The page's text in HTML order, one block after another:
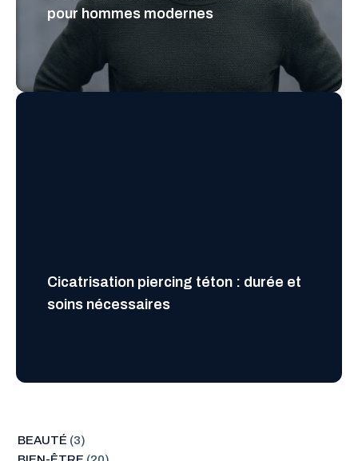
pour hommes modernes
Cicatrisation piercing téton : durée et
soins nécessaires
BEAUTÉ (3)